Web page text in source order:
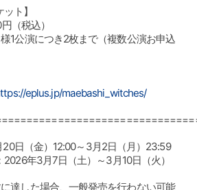
ト】
（税込）
1公演につき2枚まで（複数公演お申込
eplus.jp/maebashi_witches/
日（金）12:00～3月2日（月）23:59
年3月7日（土）～3月10日（火）
達した場合、一般発売を行わない可能